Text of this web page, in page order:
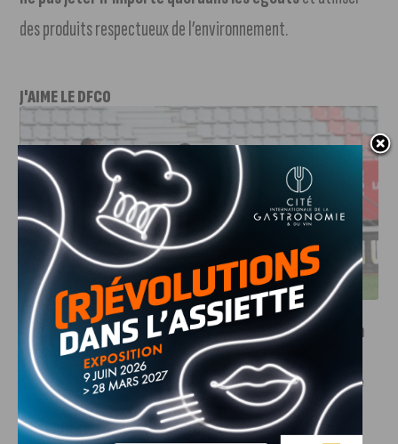
des produits respectueux de l’environnement.
J'AIME LE DFCO
DFCO : UNE PRÉPARATION SEREINE AVANT LE GRAND
RETOUR EN LIGUE 2
INFOS, SPORT
Faire le tour de la Côte-d’Or à vélo en
trois jours : le défi de Victor Bosoni
5 AOÛT, 2026
Le challenge que s’apprête à relever l’ultra-cycliste
Victor Bosoni est simple : parcourir 571...